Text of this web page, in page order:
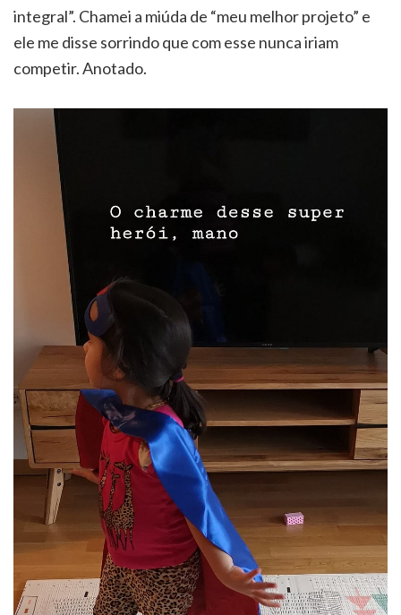
integral”. Chamei a miúda de “meu melhor projeto” e
ele me disse sorrindo que com esse nunca iriam
competir. Anotado.